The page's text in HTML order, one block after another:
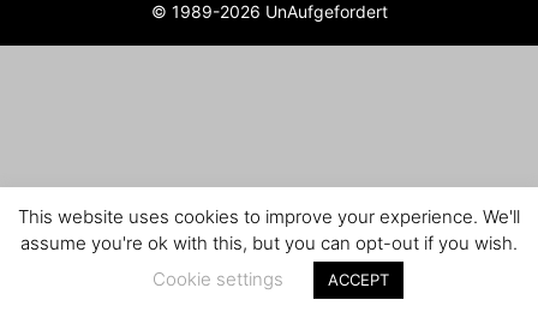
© 1989-2026 UnAufgefordert
This website uses cookies to improve your experience. We'll
assume you're ok with this, but you can opt-out if you wish.
Cookie settings
ACCEPT